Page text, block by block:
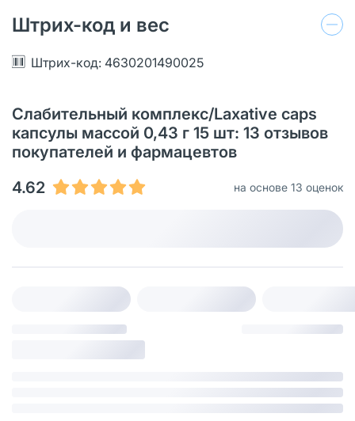
Штрих-код и вес
Штрих-код: 4630201490025
Слабительный комплекс/Laxative caps
капсулы массой 0,43 г 15 шт: 13 отзывов
покупателей и фармацевтов
4.62
на основе 13 оценок